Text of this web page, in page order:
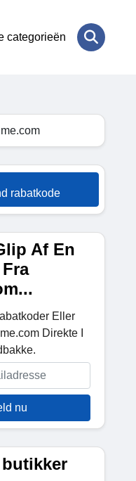
categorieën
rabatkode
Af En
Eller
Direkte I
nu
butikker